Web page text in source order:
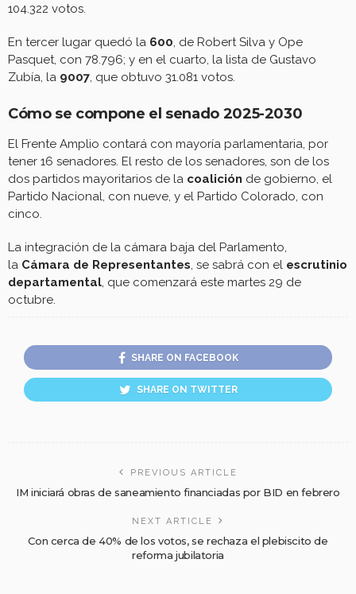
104.322 votos.
En tercer lugar quedó la 600, de Robert Silva y Ope
Pasquet, con 78.796; y en el cuarto, la lista de Gustavo
Zubía, la 9007, que obtuvo 31.081 votos.
Cómo se compone el senado 2025-2030
El Frente Amplio contará con mayoría parlamentaria, por
tener 16 senadores. El resto de los senadores, son de los
dos partidos mayoritarios de la coalición de gobierno, el
Partido Nacional, con nueve, y el Partido Colorado, con
cinco.
La integración de la cámara baja del Parlamento,
la Cámara de Representantes, se sabrá con el escrutinio
departamental, que comenzará este martes 29 de
octubre.
SHARE ON FACEBOOK
SHARE ON TWITTER
PREVIOUS ARTICLE
IM iniciará obras de saneamiento financiadas por BID en febrero
NEXT ARTICLE
Con cerca de 40% de los votos, se rechaza el plebiscito de
reforma jubilatoria